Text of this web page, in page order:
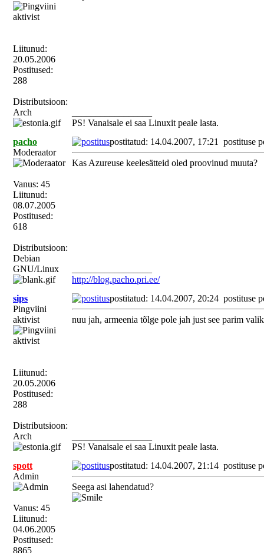
Liitunud:
20.05.2006
Postitused:
288
Distributsioon:
Arch
PS! Vanaisale ei saa Linuxit peale lasta.
pacho
Moderaator
Vanus: 45
Liitunud:
08.07.2005
Postitused:
618
Distributsioon:
Debian
GNU/Linux
postitatud: 14.04.2007, 17:21 postituse
Kas Azureuse keelesätteid oled proovinud muuta?
http://blog.pacho.pri.ee/
sips
Pingviini
aktivist
Liitunud:
20.05.2006
Postitused:
288
Distributsioon:
Arch
postitatud: 14.04.2007, 20:24 postituse
nuu jah, armeenia tõlge pole jah just see parim
PS! Vanaisale ei saa Linuxit peale lasta.
spott
Admin
Vanus: 45
Liitunud:
04.06.2005
Postitused:
8865
postitatud: 14.04.2007, 21:14 postituse
Seega asi lahendatud?